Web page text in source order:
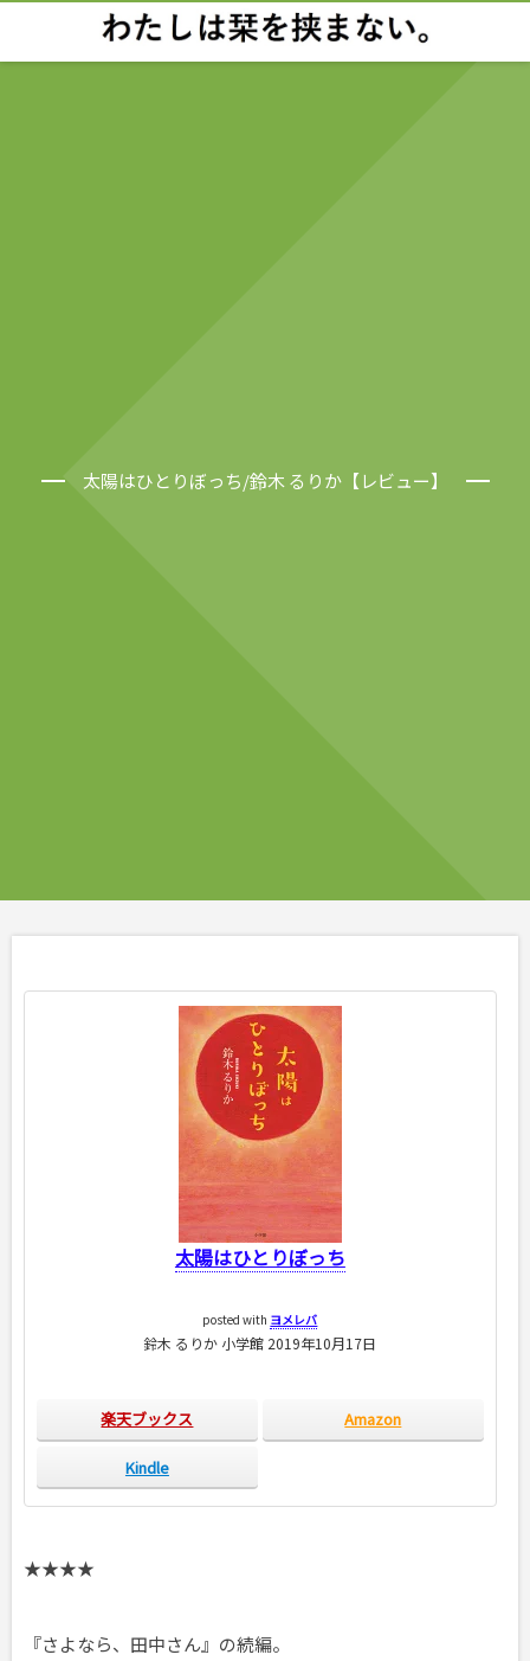
太陽はひとりぼっち/鈴木 るりか【レビュー】
太陽はひとりぼっち
posted with ヨメレバ
鈴木 るりか 小学館 2019年10月17日
楽天ブックス Amazon
Kindle
★★★★
『さよなら、田中さん』の続編。